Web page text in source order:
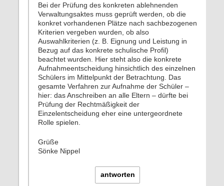
Bei der Prüfung des konkreten ablehnenden
Verwaltungsaktes muss geprüft werden, ob die
konkret vorhandenen Plätze nach sachbezogenen
Kriterien vergeben wurden, ob also
Auswahlkriterien (z. B. Eignung und Leistung in
Bezug auf das konkrete schulische Profil)
beachtet wurden. Hier steht also die konkrete
Aufnahmeentscheidung hinsichtlich des einzelnen
Schülers im Mittelpunkt der Betrachtung. Das
gesamte Verfahren zur Aufnahme der Schüler –
hier: das Anschreiben an alle Eltern – dürfte bei
Prüfung der Rechtmäßigkeit der
Einzelentscheidung eher eine untergeordnete
Rolle spielen.
Grüße
Sönke Nippel
antworten